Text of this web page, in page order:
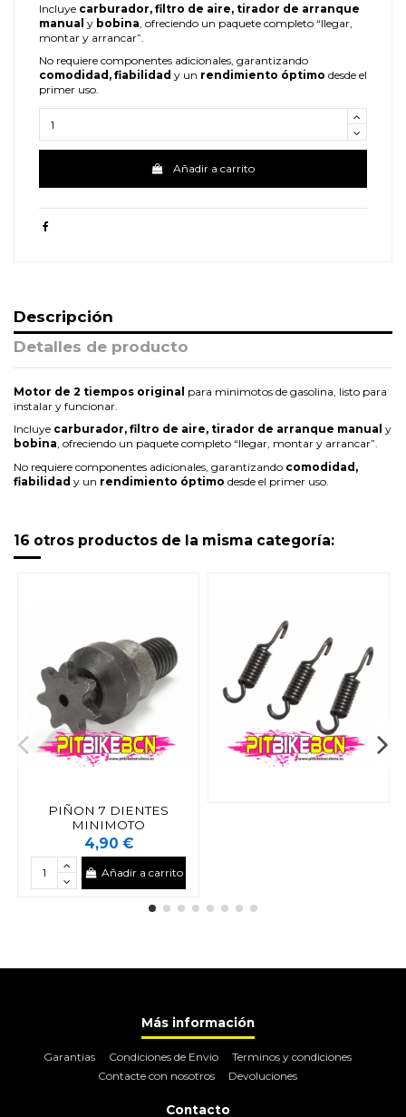
Incluye carburador, filtro de aire, tirador de arranque
manual y bobina , ofreciendo un paquete completo “llegar,
montar y arrancar”.
No requiere componentes adicionales, garantizando
comodidad, fiabilidad y un rendimiento óptimo desde el
primer uso.
Añadir a carrito
Descripción
Detalles de producto
Motor de 2 tiempos original para minimotos de gasolina, listo para
instalar y funcionar.
Incluye carburador, filtro de aire, tirador de arranque manual y
bobina, ofreciendo un paquete completo “llegar, montar y arrancar”.
No requiere componentes adicionales, garantizando comodidad,
fiabilidad y un rendimiento óptimo desde el primer uso.
16 otros productos de la misma categoría:
PIÑON 7 DIENTES
MINIMOTO
4,90 €
Añadir a carrito
Más información
Garantias Condiciones de Envio
Terminos y condiciones
Contacte con nosotros
Devoluciones
Contacto